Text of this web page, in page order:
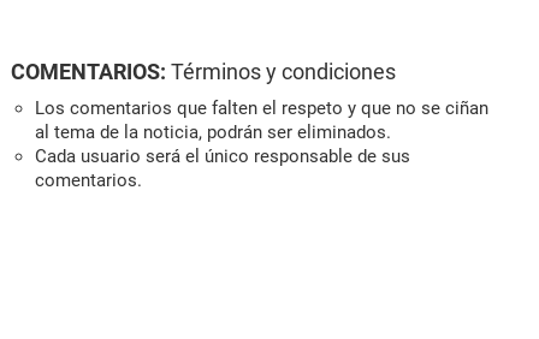
COMENTARIOS: Términos y condiciones
Los comentarios que falten el respeto y que no se ciñan
al tema de la noticia, podrán ser eliminados.
Cada usuario será el único responsable de sus
comentarios.